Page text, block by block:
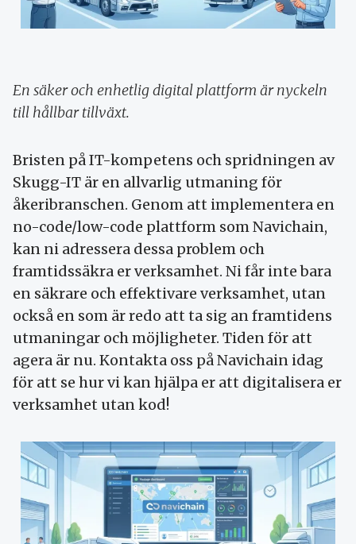
En säker och enhetlig digital plattform är nyckeln
till hållbar tillväxt.
Bristen på IT-kompetens och spridningen av
Skugg-IT är en allvarlig utmaning för
åkeribranschen. Genom att implementera en
no-code/low-code plattform som Navichain,
kan ni adressera dessa problem och
framtidssäkra er verksamhet. Ni får inte bara
en säkrare och effektivare verksamhet, utan
också en som är redo att ta sig an framtidens
utmaningar och möjligheter. Tiden för att
agera är nu. Kontakta oss på Navichain idag
för att se hur vi kan hjälpa er att digitalisera er
verksamhet utan kod!